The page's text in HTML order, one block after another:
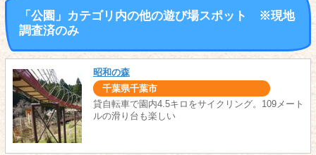
「公園」カテゴリ内の他の遊び場スポット ※現地
調査済のみ
昭和の森
千葉県千葉市
貸自転車で園内4.5キロをサイクリング。109メート
ルの滑り台も楽しい